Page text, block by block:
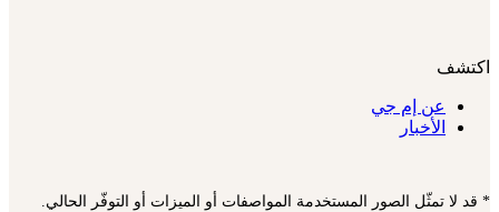
اكتشف
عن إم جي
الأخبار
* قد لا تمثّل الصور المستخدمة المواصفات أو الميزات أو التوفّر الحالي.